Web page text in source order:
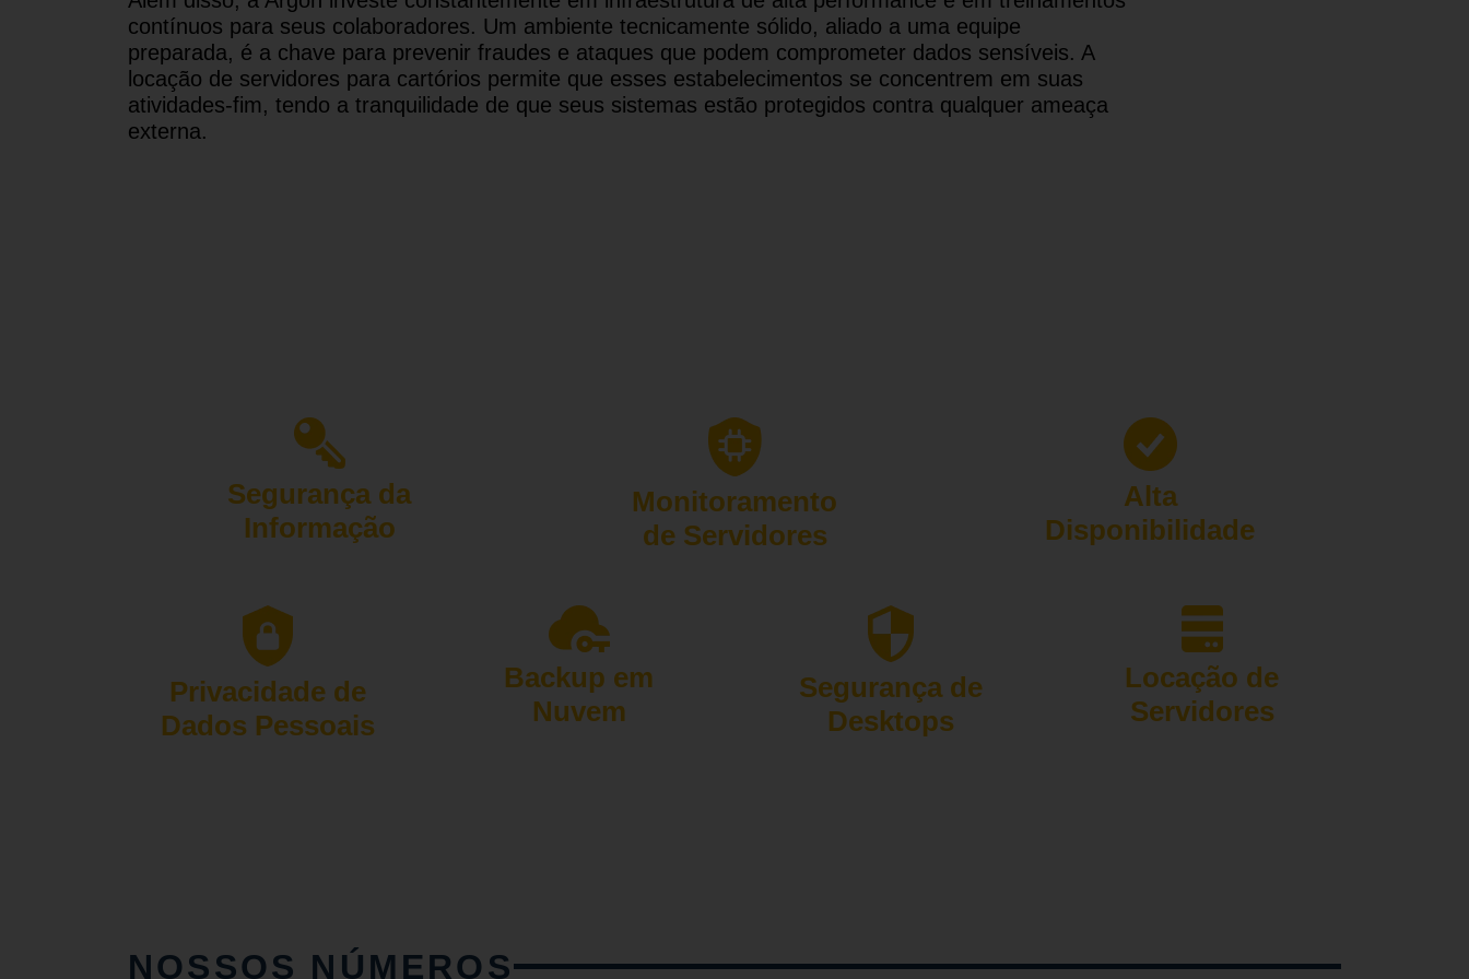
contínuos para seus colaboradores. Um ambiente tecnicamente sólido, aliado a uma equipe
preparada, é a chave para prevenir fraudes e ataques que podem comprometer dados sensíveis. A
locação de servidores para cartórios permite que esses estabelecimentos se concentrem em suas
atividades-fim, tendo a tranquilidade de que seus sistemas estão protegidos contra qualquer ameaça
externa.
Segurança da
Informação
Monitoramento
de Servidores
Alta
Disponibilidade
Privacidade de
Dados Pessoais
Backup em
Nuvem
Segurança de
Desktops
Locação de
Servidores
NOSSOS NÚMEROS